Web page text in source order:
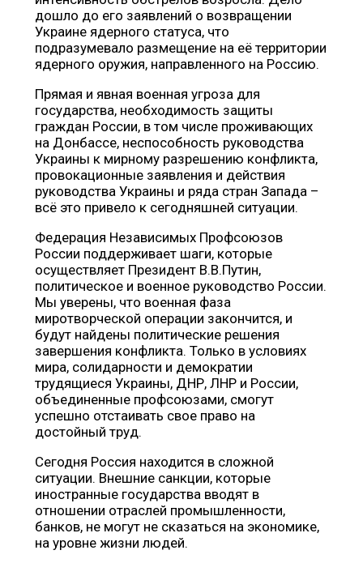
дошло до его заявлений о возвращении
Украине ядерного статуса, что
подразумевало размещение на её территории
ядерного оружия, направленного на Россию.
Прямая и явная военная угроза для
государства, необходимость защиты
граждан России, в том числе проживающих
на Донбассе, неспособность руководства
Украины к мирному разрешению конфликта,
провокационные заявления и действия
руководства Украины и ряда стран Запада –
всё это привело к сегодняшней ситуации.
Федерация Независимых Профсоюзов
России поддерживает шаги, которые
осуществляет Президент В.В.Путин,
политическое и военное руководство России.
Мы уверены, что военная фаза
миротворческой операции закончится, и
будут найдены политические решения
завершения конфликта. Только в условиях
мира, солидарности и демократии
трудящиеся Украины, ДНР, ЛНР и России,
объединенные профсоюзами, смогут
успешно отстаивать свое право на
достойный труд.
Сегодня Россия находится в сложной
ситуации. Внешние санкции, которые
иностранные государства вводят в
отношении отраслей промышленности,
банков, не могут не сказаться на экономике,
на уровне жизни людей.